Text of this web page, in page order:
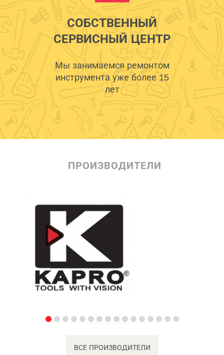
СОБСТВЕННЫЙ
СЕРВИСНЫЙ ЦЕНТР
Мы занимаемся ремонтом
инструмента уже более 15
лет
ПРОИЗВОДИТЕЛИ
ВСЕ ПРОИЗВОДИТЕЛИ